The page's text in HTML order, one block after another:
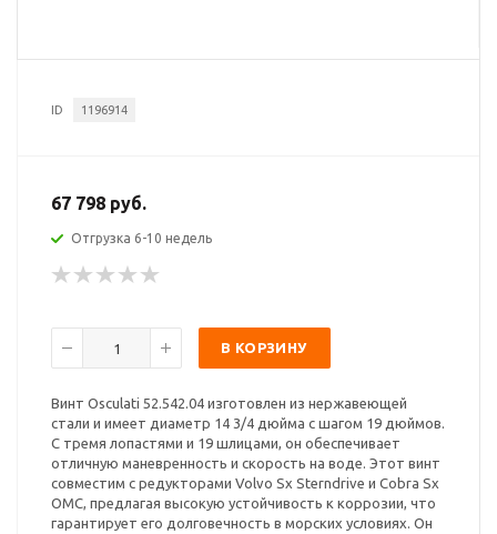
ID 1196914
67 798 руб.
Отгрузка 6-10 недель
В КОРЗИНУ
Винт Osculati 52.542.04 изготовлен из нержавеющей
стали и имеет диаметр 14 3/4 дюйма с шагом 19 дюймов.
С тремя лопастями и 19 шлицами, он обеспечивает
отличную маневренность и скорость на воде. Этот винт
совместим с редукторами Volvo Sx Sterndrive и Cobra Sx
OMC, предлагая высокую устойчивость к коррозии, что
гарантирует его долговечность в морских условиях. Он